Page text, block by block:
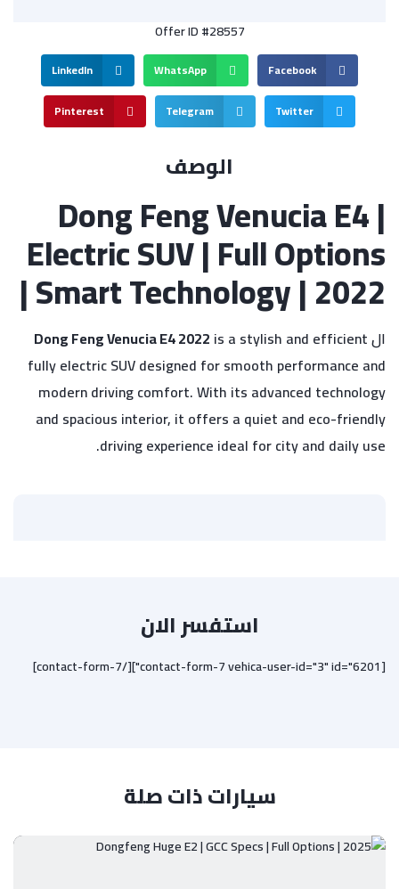
Offer ID #28557
Facebook
WhatsApp
LinkedIn
Twitter
Telegram
Pinterest
الوصف
Dong Feng Venucia E4 |
Electric SUV | Full Options
| Smart Technology | 2022
ال Dong Feng Venucia E4 2022 is a stylish and efficient
fully electric SUV designed for smooth performance and
modern driving comfort. With its advanced technology
and spacious interior, it offers a quiet and eco-friendly
driving experience ideal for city and daily use.
استفسر الان
[contact-form-7 vehica-user-id="3" id="6201"][/contact-form-7]
سيارات ذات صلة